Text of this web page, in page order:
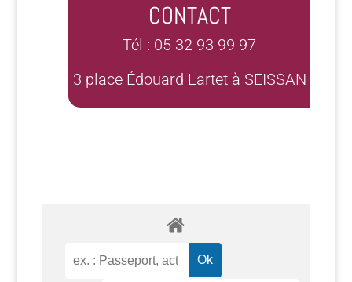
CONTACT
Tél : 05 32 93 99 97
3 place Édouard Lartet à SEISSAN